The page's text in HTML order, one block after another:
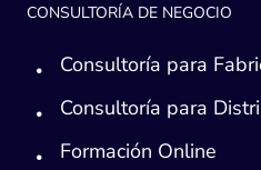
CONSULTORÍA DE NEGOCIO
Consultoría para
Consultoría para
Formación Online